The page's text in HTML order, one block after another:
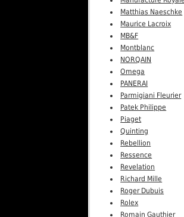
Matthias Naeschke
Maurice Lacroix
MB&F
Montblanc
NORQAIN
Omega
PANERAI
Parmigiani Fleurier
Patek Philippe
Piaget
Quinting
Rebellion
Ressence
Revelation
Richard Mille
Roger Dubuis
Rolex
Romain Gauthier